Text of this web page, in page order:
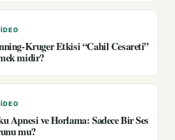
Kruger Etkisi “Cahil Cesareti”
midir?
Apnesi ve Horlama: Sadece Bir Ses
mu?